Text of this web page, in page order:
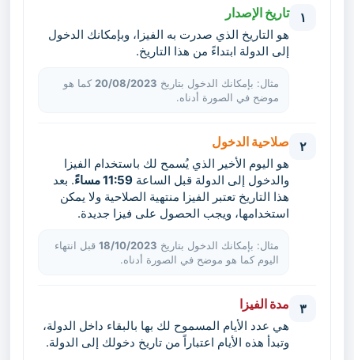
١ تاريخ الإصدار
هو التاريخ الذي صدرت به الفيزا، وبإمكانك الدخول
إلى الدولة ابتداءً من هذا التاريخ.
مثال: بإمكانك الدخول بتاريخ 20/08/2023 كما هو
موضح في الصورة أدناه.
٢ صلاحية الدخول
هو اليوم الأخير الذي يُسمح لك باستخدام الفيزا
والدخول إلى الدولة قبل الساعة 11:59 مساءً
. بعد
هذا التاريخ تعتبر الفيزا منتهية الصلاحية ولا يمكن
استخدامها، ويجب الحصول على فيزا جديدة.
مثال: بإمكانك الدخول بتاريخ 18/10/2023 قبل انتهاء
اليوم كما هو موضح في الصورة أدناه.
٣ مدة الفيزا
هي عدد الأيام المسموح لك بها بالبقاء داخل الدولة،
وتبدأ هذه الأيام اعتباراً من تاريخ دخولك إلى الدولة.